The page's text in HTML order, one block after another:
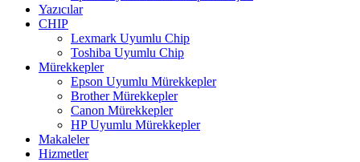
Yazıcılar
CHIP
Lexmark Uyumlu Chip
Toshiba Uyumlu Chip
Mürekkepler
Epson Uyumlu Mürekkepler
Brother Mürekkepler
Canon Mürekkepler
HP Uyumlu Mürekkepler
Makaleler
Hizmetler